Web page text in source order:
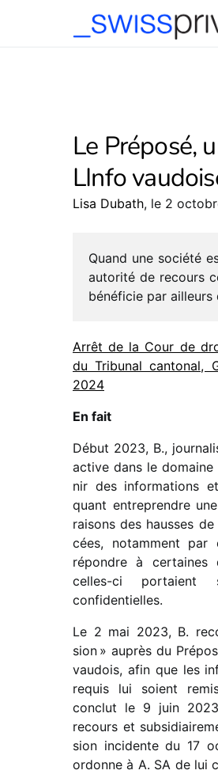
Le Préposé,
LInfo
Lisa Dubath, le 2
Quand une société
auto­rité de recours
béné­fi­cie par ailleurs
Arrêt de la Cour de
du Tribunal canto­nal,
2024
En fait
Début 2023, B.,
active dans le
nir des infor­ma­tions
quant entre­prendre
raisons des hausses
cées, notam­ment
répondre à
celles-ci portaient
confidentielles.
Le 2 mai 2023, B.
sion » auprès du
vaudois, afin que les
requis lui soient
conclut le 9 juin
recours et
sion inci­dente du 17
ordonne à A. SA de lui